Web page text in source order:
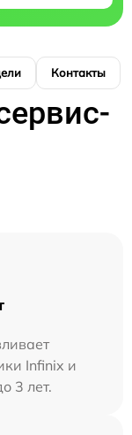
Контакты
Infinix и
3 лет.